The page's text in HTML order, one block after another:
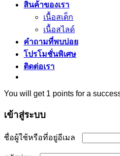
สินค้าของเรา
เนื้อสเต็ก
เนื้อสไลด์
คำถามที่พบบ่อย
โปรโมชั่นพิเศษ
ติดต่อเรา
You will get 1 points for a
เข้าสู่ระบบ
ชื่อผู้ใช้หรือที่อยู่อีเมล